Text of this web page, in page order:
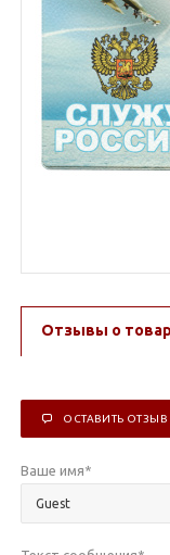
Отзывы о
ОСТАВИТЬ ОТЗЫВ
Ваше имя*